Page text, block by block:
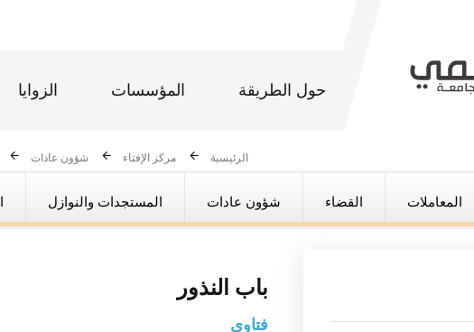
حول الطريقة المؤسسات الزوايا
الرئيسية مركز الإفتاء شؤون عادات
المعاملات القضاء شؤون عادات المستجدات والنوازل
باب النذور
فتاوى